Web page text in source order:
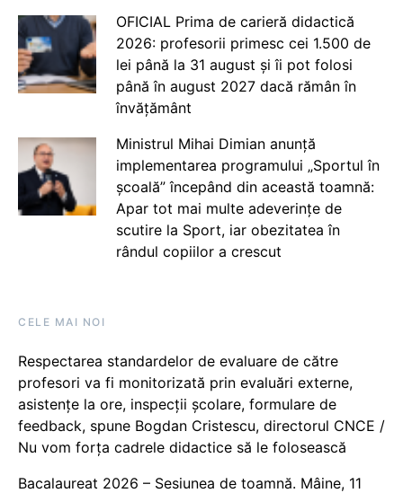
OFICIAL Prima de carieră didactică
2026: profesorii primesc cei 1.500 de
lei până la 31 august și îi pot folosi
până în august 2027 dacă rămân în
învățământ
Ministrul Mihai Dimian anunță
implementarea programului „Sportul în
școală” începând din această toamnă:
Apar tot mai multe adeverințe de
scutire la Sport, iar obezitatea în
rândul copiilor a crescut
CELE MAI NOI
Respectarea standardelor de evaluare de către
profesori va fi monitorizată prin evaluări externe,
asistențe la ore, inspecții școlare, formulare de
feedback, spune Bogdan Cristescu, directorul CNCE /
Nu vom forța cadrele didactice să le folosească
Bacalaureat 2026 – Sesiunea de toamnă. Mâine, 11